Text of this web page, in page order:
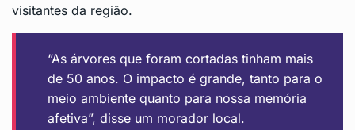
visitantes da região.
“As árvores que foram cortadas tinham mais
de 50 anos. O impacto é grande, tanto para o
meio ambiente quanto para nossa memória
afetiva”, disse um morador local.